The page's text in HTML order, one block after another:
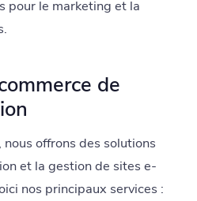
pour le marketing et la
de
nous offrons des solutions
et la gestion de sites e-
nos principaux services :